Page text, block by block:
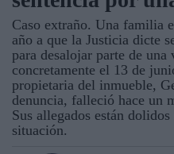
Caso extraño. Una familia
año a que la Justicia dicte
para desalojar parte de
concretamente el 13 de
propietaria del inmueble,
denuncia, falleció hace un
Sus allegados están
situación.